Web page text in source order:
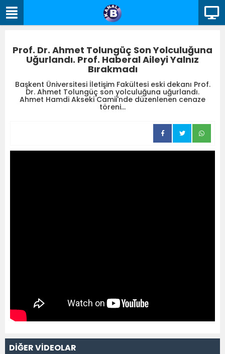
Prof. Dr. Ahmet Tolungüç Son Yolculuğuna
Uğurlandı. Prof. Haberal Aileyi Yalnız
Bırakmadı
Başkent Üniversitesi İletişim Fakültesi eski dekanı Prof.
Dr. Ahmet Tolungüç son yolculuğuna uğurlandı.
Ahmet Hamdi Akseki Camii'nde düzenlenen cenaze
töreni...
DİĞER VİDEOLAR